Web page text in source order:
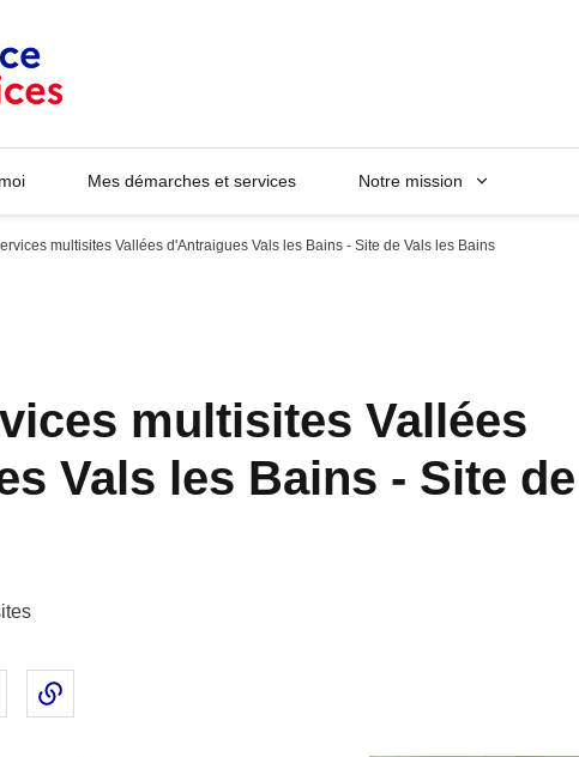
Mes démarches et services Notre mission
multisites Vallées d'Antraigues Vals les Bains - Site de Vals les Bains
multisites Vallées
Vals les Bains - Site
nouvelle fenêtre
- nouvelle fenêtre
sur Linked In - nouvelle fenêtre
Partager par email - nouvelle fenêtre